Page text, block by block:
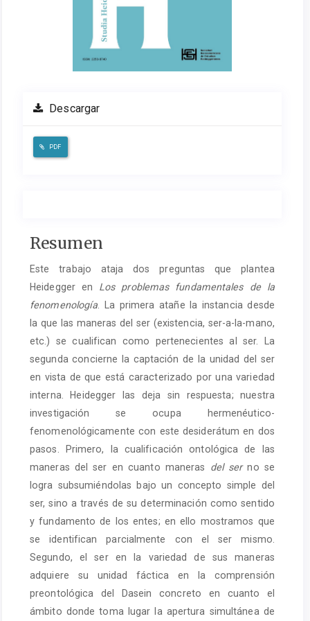
Descargar
PDF
Contenido
del
artículo
principal
Resumen
Este trabajo ataja dos preguntas que plantea
Heidegger en Los problemas fundamentales de la
fenomenología . La primera atañe la instancia desde
la que las maneras del ser (existencia, ser-a-la-mano,
etc.) se cualifican como pertenecientes al ser. La
segunda concierne la captación de la unidad del ser
en vista de que está caracterizado por una variedad
interna. Heidegger las deja sin respuesta; nuestra
investigación se ocupa hermenéutico-
fenomenológicamente con este desiderátum en dos
pasos. Primero, la cualificación ontológica de las
maneras del ser en cuanto maneras del serno se
logra subsumiéndolas bajo un concepto simple del
ser, sino a través de su determinación como sentido
y fundamento de los entes; en ello mostramos que
se identifican parcialmente con el ser mismo.
Segundo, el ser en la variedad de sus maneras
adquiere su unidad fáctica en la comprensión
preontológica del Dasein concreto en cuanto el
ámbito donde toma lugar la apertura simultánea de